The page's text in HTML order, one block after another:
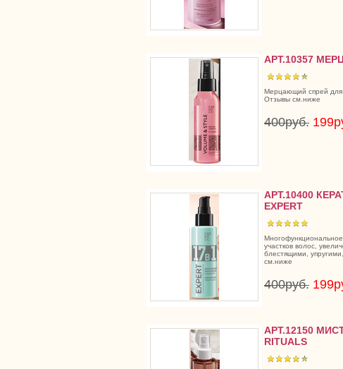
АРТ.10357
Мерцающий спрей для
Отзывы см.ниже
400руб.
АРТ.10400
EXPERT
участков волос,
блестящими,
см.ниже
400руб.
АРТ.12150
RITUALS